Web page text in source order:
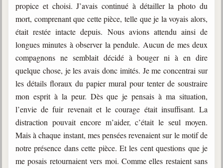
propice et choisi. J’avais continué à détailler la photo du
mort, comprenant que cette pièce, telle que je la voyais alors,
était restée intacte depuis. Nous avions attendu ainsi de
longues minutes à observer la pendule. Aucun de mes deux
compagnons ne semblait décidé à bouger ni à en dire
quelque chose, je les avais donc imités. Je me concentrai sur
les détails floraux du papier mural pour tenter de soustraire
mon esprit à la peur. Dès que je pensais à ma situation,
l’envie de fuir revenait et le courage était insuffisant. La
distraction pouvait encore m’aider, c’était le seul moyen.
Mais à chaque instant, mes pensées revenaient sur le motif de
notre présence dans cette pièce. Et les cent questions que je
me posais retournaient vers moi. Comme elles restaient sans